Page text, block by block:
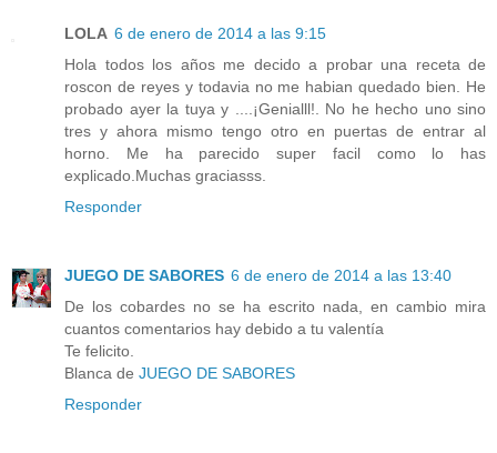
LOLA 6 de enero de 2014 a las 9:15
Hola todos los años me decido a probar una receta de
roscon de reyes y todavia no me habian quedado bien. He
probado ayer la tuya y ....¡Genialll!. No he hecho uno sino
tres y ahora mismo tengo otro en puertas de entrar al
horno. Me ha parecido super facil como lo has
explicado.Muchas graciasss.
Responder
JUEGO DE SABORES 6 de enero de 2014 a las 13:40
De los cobardes no se ha escrito nada, en cambio mira
cuantos comentarios hay debido a tu valentía
Te felicito.
Blanca de JUEGO DE SABORES
Responder